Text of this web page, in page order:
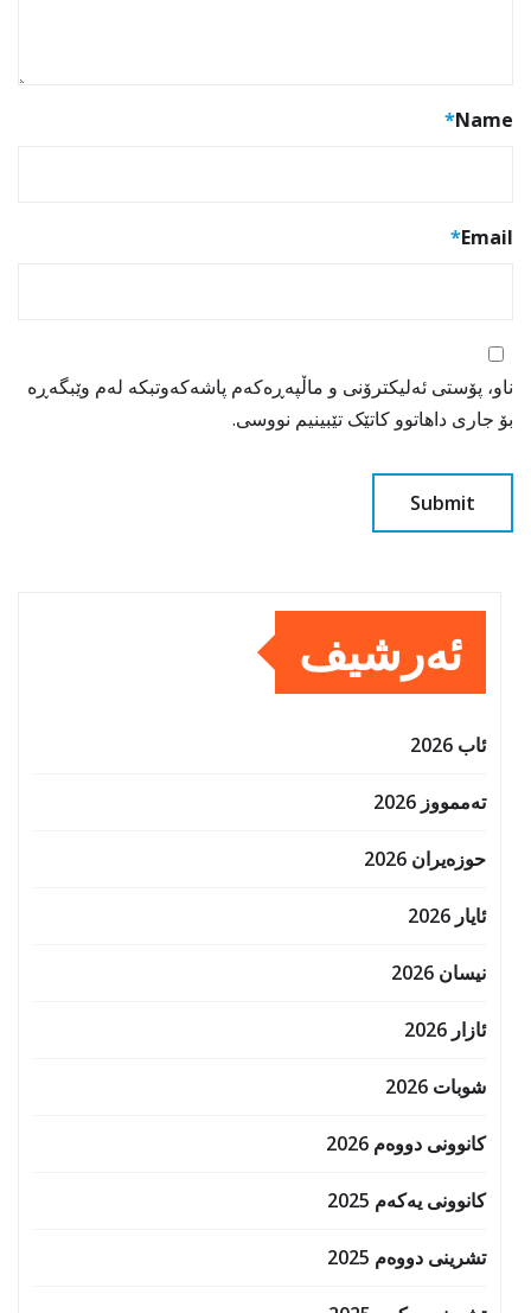
Name
*
Email
*
ناو، پۆستی ئەلیکترۆنی و ماڵپەڕەکەم پاشەکەوتبکە لەم وێبگەڕە
بۆ جاری داهاتوو کاتێک تێبینیم نووسی.
ئەرشیف
ئاب 2026
تەممووز 2026
حوزه‌یران 2026
ئایار 2026
نیسان 2026
ئازار 2026
شوبات 2026
کانوونی دووەم 2026
کانوونی یەکەم 2025
تشرینی دووەم 2025